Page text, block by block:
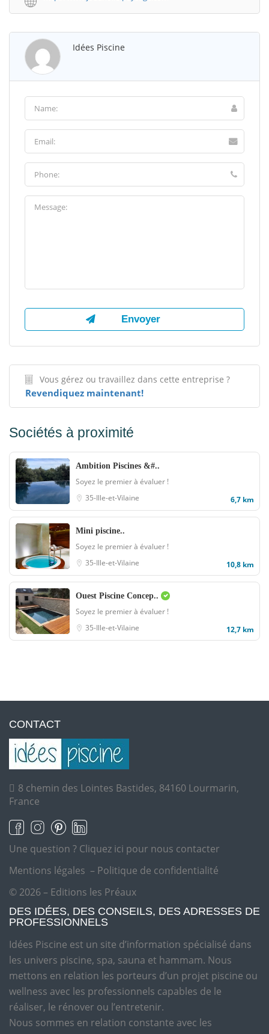
Idées Piscine
Vous gérez ou travaillez dans cette entreprise ?
Revendiquez maintenant!
Sociétés à proximité
Ambition Piscines &#..
Soyez le premier à évaluer !
35-Ille-et-Vilaine
6,7 km
Mini piscine..
Soyez le premier à évaluer !
35-Ille-et-Vilaine
10,8 km
Ouest Piscine Concep..
Soyez le premier à évaluer !
35-Ille-et-Vilaine
12,7 km
CONTACT
8 chemin des Lointes Bastides, 84160 Lourmarin,
France
Une question ? Cliquez ici pour nous contacter
Mentions légales – Politique de confidentialité
© 2026 – Editions les Préaux
DES IDÉES, DES CONSEILS, DES ADRESSES DE
PROFESSIONNELS
Idées Piscine est un site d’information spécialisé dans
les univers piscine, spa, sauna et hammam. Nous
mettons en relation les porteurs d’un projet piscine ou
wellness avec les professionnels capables de le
réaliser, le rénover ou l’entretenir.
Nous sommes en relation constante avec les